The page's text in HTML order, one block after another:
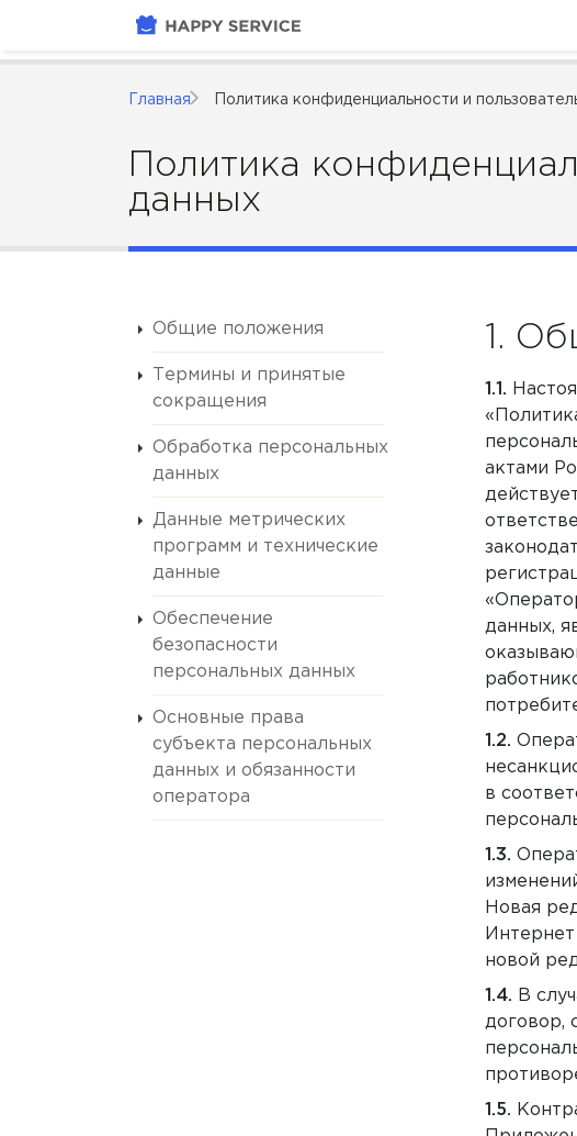
Главная Политика конфиденциальности и
Политика
данных
Общие положения
Термины и принятые
сокращения
Обработка персональных
данных
Данные метрических
программ и технические
данные
Обеспечение
безопасности
персональных данных
Основные права
субъекта персональных
данных и обязанности
оператора
актами
данных,
в
Новая
новой
В
договор,